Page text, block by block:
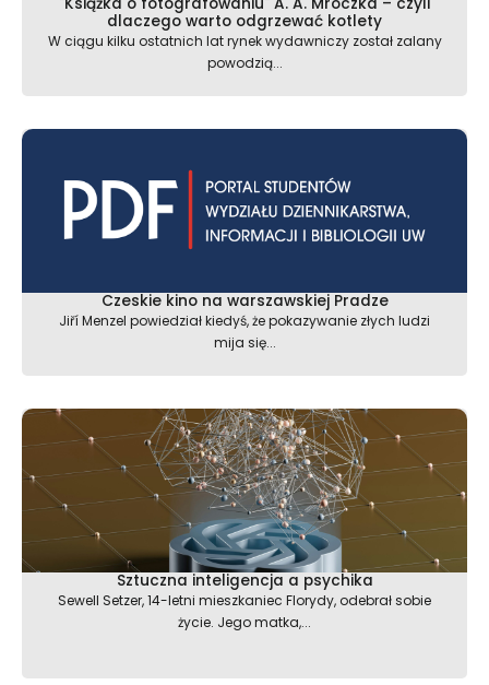
dlaczego warto odgrzewać kotlety
W ciągu kilku ostatnich lat rynek wydawniczy został zalany
powodzią...
Czeskie kino na warszawskiej Pradze
Jiří Menzel powiedział kiedyś, że pokazywanie złych ludzi
mija się...
Sztuczna inteligencja a psychika
Sewell Setzer, 14-letni mieszkaniec Florydy, odebrał sobie
życie. Jego matka,...